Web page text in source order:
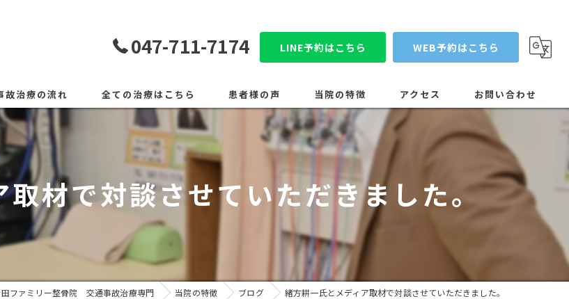
047-711-7174 LINE予約はこちら WEB予約はこちら
故治療の流れ 全ての治療はこちら 患者様の声 当院の特徴
コンセプト
スタッフ紹介
当院の設備医療機器
ブログ
アクセス
漫画特集
お問い合わせ
材で対談させていただきました。
ファミリー整骨院 交通事故治療専門 当院の特徴 ブログ 緒方耕一氏とメディア取材で対談させていただきました。